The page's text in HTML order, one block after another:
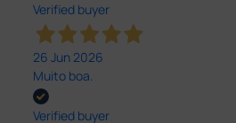
Verified buyer
26 Jun 2026
Muito boa.
Verified buyer